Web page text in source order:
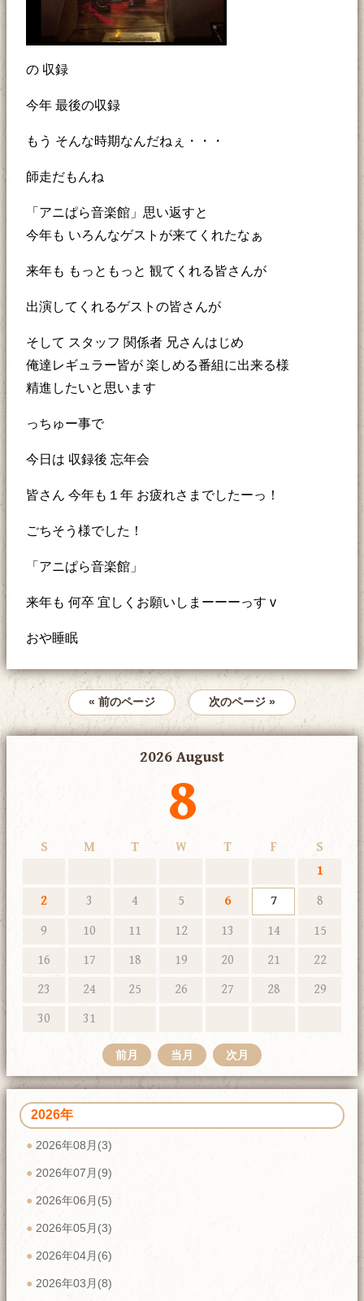
の 収録
今年 最後の収録
もう そんな時期なんだねぇ・・・
師走だもんね
「アニぱら音楽館」思い返すと
今年も いろんなゲストが来てくれたなぁ
来年も もっともっと 観てくれる皆さんが
出演してくれるゲストの皆さんが
そして スタッフ 関係者 兄さんはじめ
俺達レギュラー皆が 楽しめる番組に出来る様
精進したいと思います
っちゅー事で
今日は 収録後 忘年会
皆さん 今年も１年 お疲れさまでしたーっ！
ごちそう様でした！
「アニぱら音楽館」
来年も 何卒 宜しくお願いしまーーーっす v
おや睡眠
« 前のページ 次のページ »
2026 August
8
S M T W T F
S
1
2
3 4 5 6 7
8
9
10 11 12 13 14
15
16
17 18 19 20 21
22
23
24 25 26 27 28
29
30
31
前月 当月 次月
2026年
2026年08月(3)
2026年07月(9)
2026年06月(5)
2026年05月(3)
2026年04月(6)
2026年03月(8)